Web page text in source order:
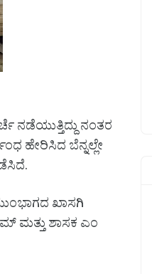
ನಡೆಯುತ್ತಿದ್ದು ನಂತರ
ಹೇರಿಸಿದ ಬೆನ್ನಲ್ಲೇ
ಖಾಸಗಿ
ಮತ್ತು ಶಾಸಕ ಎಂ